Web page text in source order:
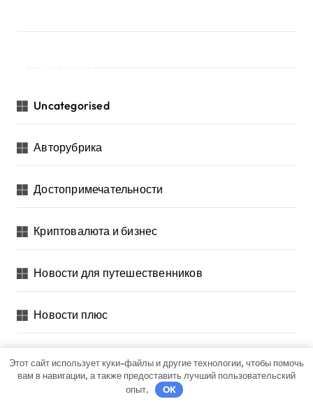
Uncategorised
Авторубрика
Достопримечательности
Криптовалюта и бизнес
Новости для путешественников
Новости плюс
Питаемся в путешествии
Этот сайт использует куки-файлы и другие технологии, чтобы помочь
вам в навигации, а также предоставить лучший пользовательский
опыт.
OK